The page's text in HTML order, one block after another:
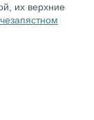
их верхние